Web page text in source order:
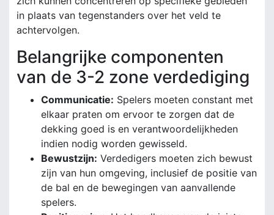
in plaats van tegenstanders over het veld te
achtervolgen.
Belangrijke componenten
van de 3-2 zone verdediging
Communicatie: Spelers moeten constant met
elkaar praten om ervoor te zorgen dat de
dekking goed is en verantwoordelijkheden
indien nodig worden gewisseld.
Bewustzijn: Verdedigers moeten zich bewust
zijn van hun omgeving, inclusief de positie van
de bal en de bewegingen van aanvallende
spelers.